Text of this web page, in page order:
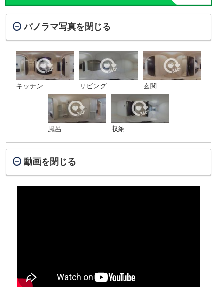
パノラマ写真を閉じる
キッチン リビング 玄関
風呂 収納
動画を閉じる